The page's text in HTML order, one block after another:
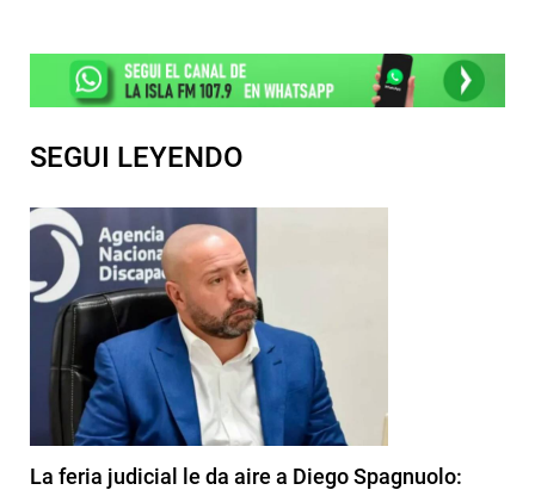
SEGUI LEYENDO
La feria judicial le da aire a Diego Spagnuolo: